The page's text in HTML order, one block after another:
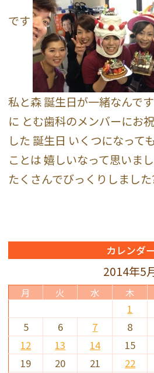
です
私と森 誕生日が一緒なんで
に とむ歯科のメンバーにお
した 誕生日 いくつになって
ことは 嬉しいなって思いま
たくさんでびっくりしました
カレンダー
2014年5
月 火 水 木
1
5
6 7 8
12
13 14 15
19
20 21 22